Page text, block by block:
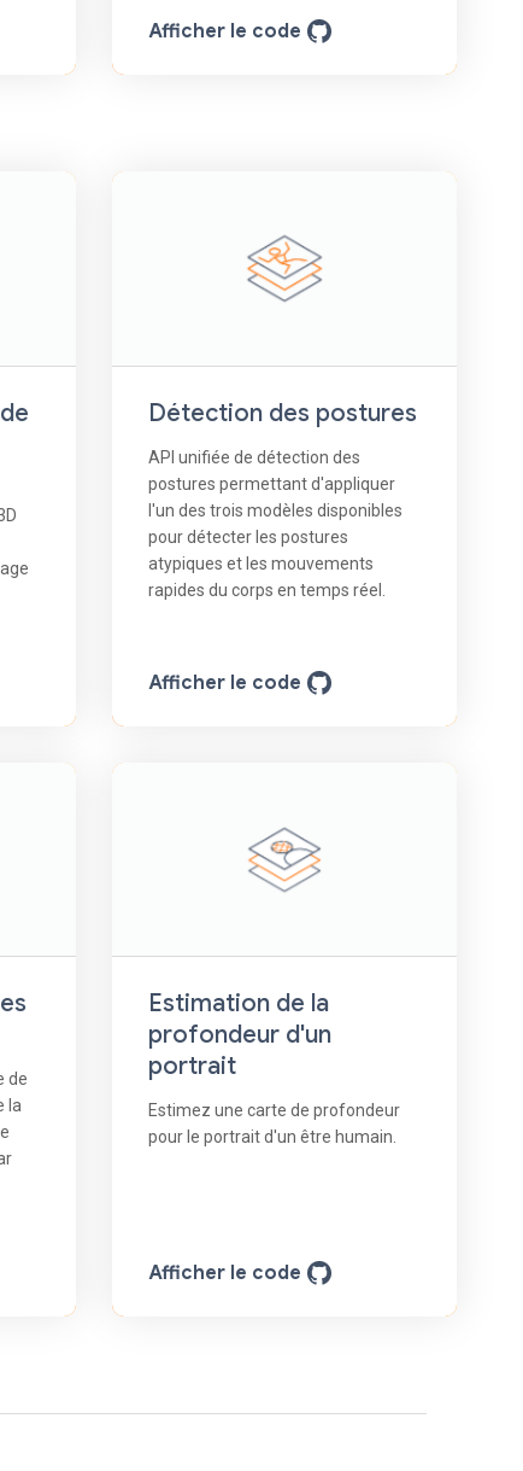
Afficher le code
Détection des postures
API unifiée de détection des
postures permettant d'appliquer
l'un des trois modèles disponibles
pour détecter les postures
atypiques et les mouvements
rapides du corps en temps réel.
Afficher le code
de
la
Estimation de la
profondeur d'un
portrait
Estimez une carte de profondeur
pour le portrait d'un être humain.
Afficher le code